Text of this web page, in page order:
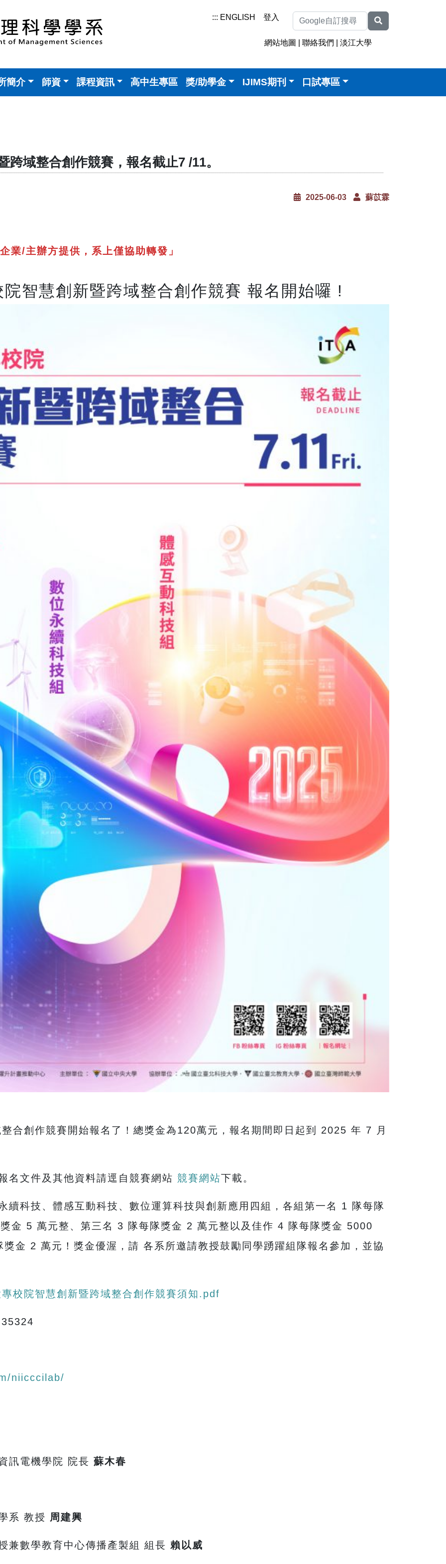
::: ENGLISH 登入
網站地圖 |聯絡我們 |淡江大學
簡介 師資 課程資訊 高中生專區 獎/助學金 IJIMS期刊 口試專區
跨域整合創作競賽，報名截止7 /11。
2025-06-03 蘇苡霖
業/主辦方提供，系上僅協助轉發」
智慧創新暨跨域整合創作競賽 報名開始囉 !
合創作競賽開始報名了！總獎金為120萬元，報名期間即日起到 2025 年 7 月
名文件及其他資料請逕自競賽網站 競賽網站下載。
續科技、體感互動科技、數位運算科技與創新應用四組，各組第一名 1 隊每隊
金 5 萬元整、第三名 3 隊每隊獎金 2 萬元整以及佳作 4 隊每隊獎金 5000
金 2 萬元！獎金優渥，請 各系所邀請教授鼓勵同學踴躍組隊報名參加，並協
校院智慧創新暨跨域整合創作競賽須知.pdf
niicccilab/
訊電機學院 院長 蘇木春
系 教授 周建興
兼數學教育中心傳播產製組 組長 賴以威